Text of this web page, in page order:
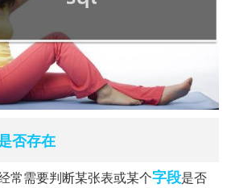
否存在
常需要判断某张表或某个字段是否